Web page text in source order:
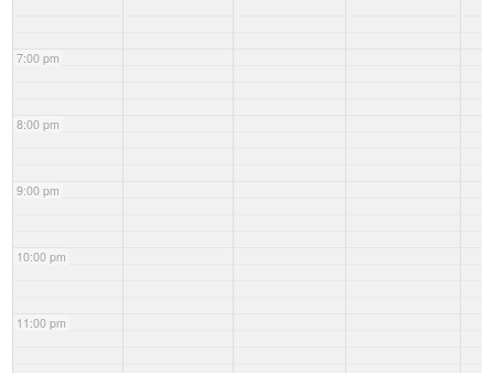
7:00 pm
8:00 pm
9:00 pm
10:00 pm
11:00 pm